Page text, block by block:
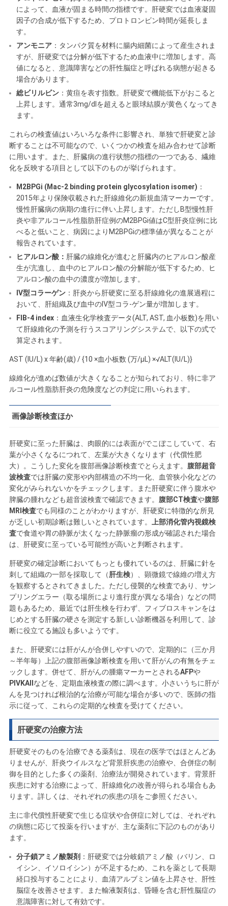
によって、血液が固まる時間の指標です。肝硬変では血液凝固
因子の合成が低下するため、プロトロンビン時間が延長しま
す。
アンモニア：タンパク質を材料に腸内細菌によって産生されま
すが、肝硬変では分解が低下するため血液中に増加します。高
値になると、意識障害などの肝性脳症と呼ばれる病態が起きる
場合があります。
総ビリルビン：黄疸を表す指数。肝硬変で機能低下がおこると
上昇します。通常3mg/dlを超えると眼球結膜が黄色くなってき
ます。
これらの検査値はいろいろな条件に影響され、単独で肝硬変と診
断することは不可能なので、いくつかの検査を組み合わせて診断
に用います。また、肝臓病の進行状態の指標の一つである、繊維
化を反映する項目として以下のものが挙げられます。
M2BPGi (Mac-2 binding protein glycosylation isomer) ：
2015年より保険収載された肝線維化の新規血清マーカーです。
慢性肝臓病の病期の進行に伴い上昇します。ただしB型慢性肝
炎や非アルコール性脂肪肝症例のM2BPGi値はC型肝炎症例に比
べると低いこと、病因によりM2BPGiの標準値が異なることが
報告されています。
ヒアルロン酸： 肝臓の線維化が進むと肝臓内のヒアルロン酸産
生が亢進し、血中のヒアルロン酸の分解能が低下するため、ヒ
アルロン酸の血中の濃度が増加します。
Ⅳ型コラーゲン：肝炎から肝硬変に至る肝線維化の進展過程に
おいて、肝組織及び血中のⅣ型コラ-ゲン量が増加します。
FIB-4 index：血液生化学検査データ(ALT, AST, 血小板数)を用い
て肝線維化の予測を行うスコアリングシステムで、以下の式で
算定されます。
AST (IU/L) x 年齢(歳) / {10 ×血小板数 (万/μL) ×√ALT(IU/L)}
線維化が進めば数値が大きくなることが知られており、特に非ア
ルコール性脂肪肝炎の危険度などの判定に用いられます。
画像診断検査ほか
肝硬変に至った肝臓は、肉眼的には表面がでこぼこしていて、右
葉が小さくなるにつれて、左葉が大きくなります（代償性肥
大）。こうした変化を腹部画像診断検査でとらえます。 腹部超音
波検査では肝臓の変形や内部構造の不均一化、血管狭小化などの
変化がみられないかをチェックします。また肝硬変に伴う腹水や
脾臓の腫れなども超音波検査で確認できます。 腹部CT検査や腹部
MRI検査でも同様のことがわかりますが、肝硬変に特徴的な所見
が乏しい初期診断は難しいとされています。
上部消化管内視鏡検
査で食道や胃の静脈が太くなった静脈瘤の形成が確認された場合
は、肝硬変に至っている可能性が高いと判断されます。
肝硬変の確定診断においてもっとも優れているのは、肝臓に針を
刺して組織の一部を採取して（肝生検）、顕微鏡で線維の増え方
を観察するとされてきました。ただし侵襲的な検査であり、サン
プリングエラー（取る場所により進行度が異なる場合）などの問
題もあるため、最近では肝生検を行わず、フィブロスキャンをは
じめとする肝臓の硬さを測定する新しい診断機器を利用して、診
断に役立てる施設も多いようです。
また、肝硬変には肝がんが合併しやすいので、定期的に（三か月
～半年毎）上記の腹部画像診断検査を用いて肝がんの有無をチェ
ックします。併せて、肝がんの腫瘍マーカーとされるAFPや
PIVKAⅡ などを、定期血液検査の際に調べます。小さいうちに肝が
んを見つければ根治的な治療が可能な場合が多いので、医師の指
示に従って、これらの定期的な検査を受けてください。
肝硬変の治療方法
肝硬変そのものを治療できる薬剤は、現在の医学ではほとんどあ
りませんが、肝炎ウイルスなど背景肝疾患の治療や、合併症の制
御を目的とした多くの薬剤、治療法が開発されています。背景肝
疾患に対する治療によって、肝線維化の改善が得られる場合もあ
ります。詳しくは、それぞれの疾患の項をご参照ください。
主に非代償性肝硬変で生じる症状や合併症に対しては、それぞれ
の病態に応じて投薬を行いますが、主な薬剤に下記のものがあり
ます。
分子鎖アミノ酸製剤 ：肝硬変では分岐鎖アミノ酸（バリン、ロ
イシン、イソロイシン）が不足するため、これを薬として長期
経口投与することにより、血清アルブミン値を上昇させ、肝性
脳症を改善させます。また輸液製剤は、昏睡を含む肝性脳症の
意識障害に対して有効です。